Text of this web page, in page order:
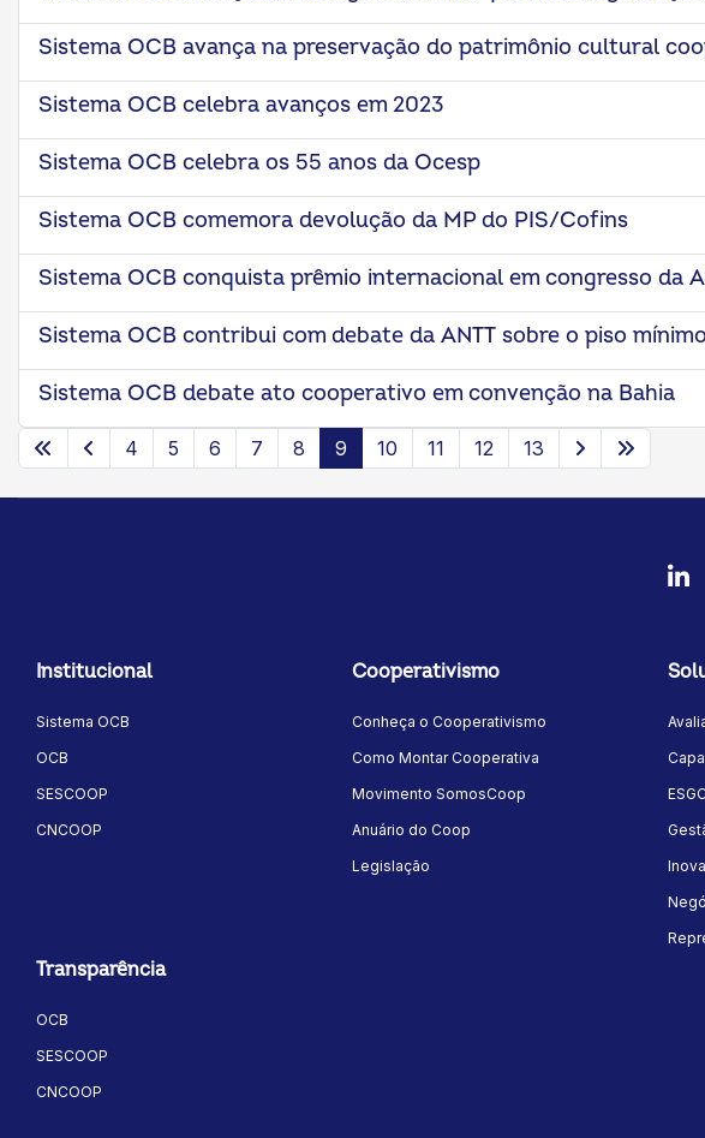
Sistema OCB avança na preservação do patrimônio cultural
Sistema OCB celebra avanços em 2023
Sistema OCB celebra os 55 anos da Ocesp
Sistema OCB comemora devolução da MP do PIS/Cofins
Sistema OCB conquista prêmio internacional em congresso da
Sistema OCB contribui com debate da ANTT sobre o piso
Sistema OCB debate ato cooperativo em convenção na Bahia
4 5 6 7 8 9 10 11 12 13
Institucional
Sistema OCB
OCB
SESCOOP
CNCOOP
Cooperativismo
Conheça o Cooperativismo
Como Montar Cooperativa
Movimento SomosCoop
Anuário do Coop
Legislação
Transparência
OCB
SESCOOP
CNCOOP